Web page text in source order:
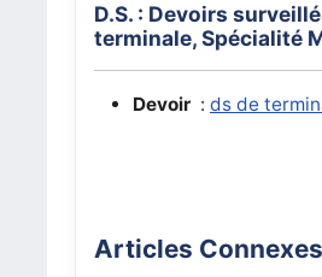
D.S. : Devoirs
terminale, Spécialité
Devoir : ds de
Articles Connexes